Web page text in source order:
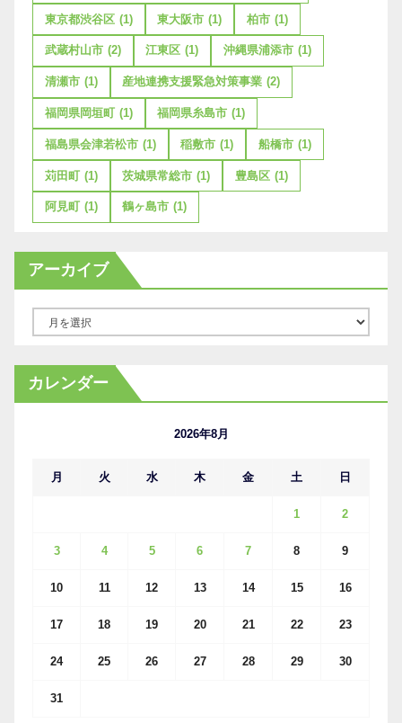
東京都渋谷区 (1) 東大阪市 (1) 柏市 (1)
武蔵村山市 (2) 江東区 (1) 沖縄県浦添市 (1)
清瀬市 (1) 産地連携支援緊急対策事業 (2)
福岡県岡垣町 (1) 福岡県糸島市 (1)
福島県会津若松市 (1) 稲敷市 (1) 船橋市 (1)
苅田町 (1) 茨城県常総市 (1) 豊島区 (1)
阿見町 (1) 鶴ヶ島市 (1)
アーカイブ
カ
イ
カレンダー
2026年8月
月 火 水 木 金 土 日
1 2
3 4 5 6 7 8 9
10 11 12 13 14 15 16
17 18 19 20 21 22 23
24 25 26 27 28 29 30
31